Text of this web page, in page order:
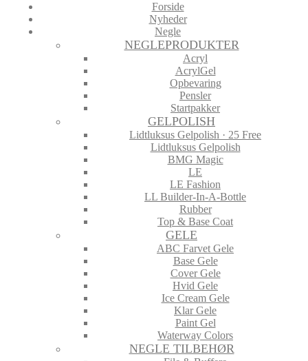
Forside
Nyheder
Negle
NEGLEPRODUKTER
Acryl
AcrylGel
Opbevaring
Pensler
Startpakker
GELPOLISH
Lidtluksus Gelpolish · 25 Free
Lidtluksus Gelpolish
BMG Magic
LE
LE Fashion
LL Builder-In-A-Bottle
Rubber
Top & Base Coat
GELE
ABC Farvet Gele
Base Gele
Cover Gele
Hvid Gele
Ice Cream Gele
Klar Gele
Paint Gel
Waterway Colors
NEGLE TILBEHØR